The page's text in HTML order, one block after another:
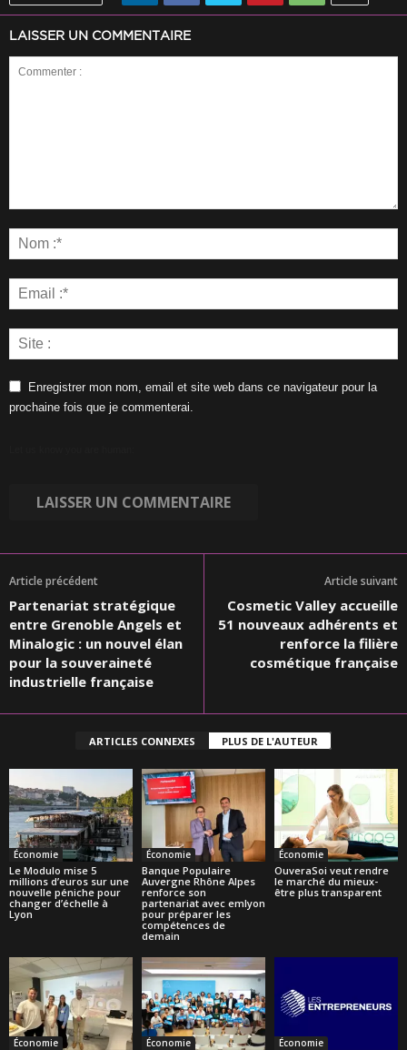
LAISSER UN COMMENTAIRE
Enregistrer mon nom, email et site web dans ce navigateur pour la
prochaine fois que je commenterai.
Article précédent
Partenariat stratégique
entre Grenoble Angels et
Minalogic : un nouvel élan
pour la souveraineté
industrielle française
Article suivant
Cosmetic Valley accueille
51 nouveaux adhérents et
renforce la filière
cosmétique française
ARTICLES CONNEXES PLUS DE L'AUTEUR
Économie
Le Modulo mise 5
millions d’euros sur une
nouvelle péniche pour
changer d’échelle à
Lyon
Économie
Banque Populaire
Auvergne Rhône Alpes
renforce son
partenariat avec emlyon
pour préparer les
compétences de
demain
Économie
OuveraSoi veut rendre
le marché du mieux-
être plus transparent
Économie Économie Économie